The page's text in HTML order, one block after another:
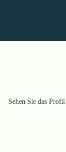
Sehen Sie das Profil